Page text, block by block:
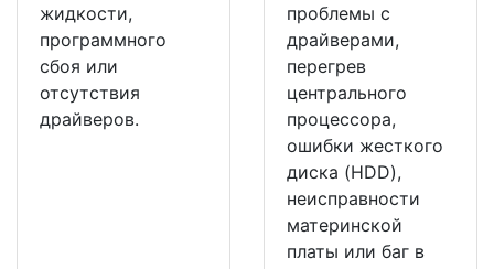
жидкости,
программного
сбоя или
отсутствия
драйверов.
проблемы с
драйверами,
перегрев
центрального
процессора,
ошибки жесткого
диска (HDD),
неисправности
материнской
платы или баг в